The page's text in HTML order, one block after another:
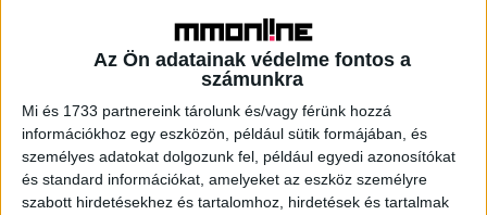
Az Ön adatainak védelme fontos a
számunkra
Mi és 1733 partnereink tárolunk és/vagy férünk hozzá
információkhoz egy eszközön, például sütik formájában, és
személyes adatokat dolgozunk fel, például egyedi azonosítókat
és standard információkat, amelyeket az eszköz személyre
szabott hirdetésekhez és tartalomhoz, hirdetések és tartalmak
pedig Baricz Gergő és az Electronic Sheeps zenél.
Vasárnap az erdélyi és székely népmesék világába
vezetik be a gyerekeket, akik az Aprók táncházán is részt
vehetnek. Délután bemutatkozik az Erdélyi Pálinka
Lovagrend és a havasok pálinkái, majd Erdély természeti
csodái, Éliás Gyula Jr. pedig „one man show koncertet” ad.